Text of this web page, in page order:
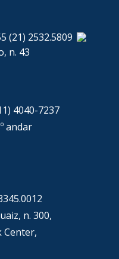
(21) 2532.5809
n. 43
4040-7237
andar
n. 300,
Center,